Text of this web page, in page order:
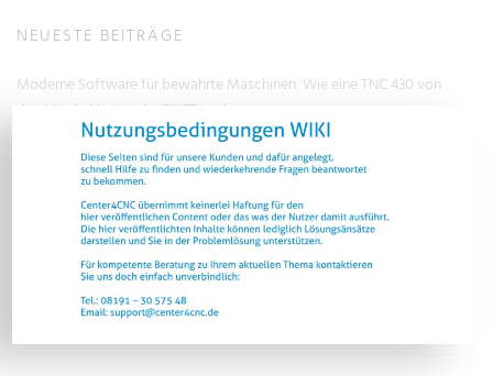
NEUESTE BEITRÄGE
Moderne Software für bewährte Maschinen: Wie eine TNC 430 von
den Möglichkeiten der TNC7 profitiert
Der klassische Generationenkonflikt zwischen IT und Produktion
HEIDENHAIN Experten-Treff bei PRIMACON
Ist das eigentlich KI – oder einfach „nur“ Digitalisierung?
Netzwerken auf jeder Ebene – OT-MAX bringt bei Trichanik vier